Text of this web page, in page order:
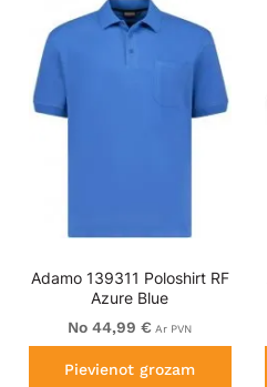
Adamo 139311 Poloshirt RF
Azure Blue
No 44,99 € Ar PVN
Pievienot grozam